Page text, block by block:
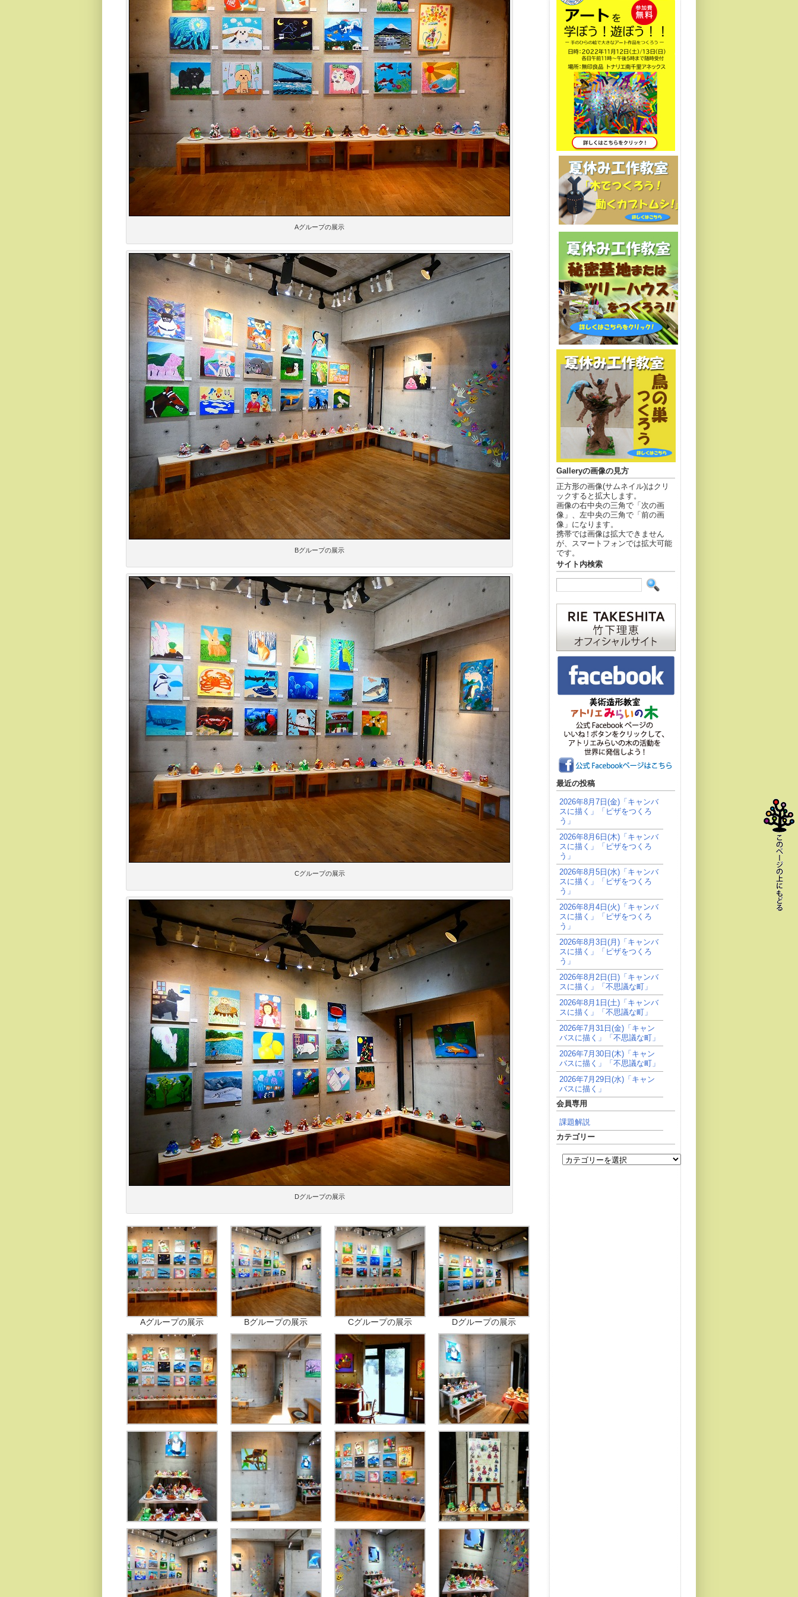
Aグループの展示
Bグループの展示
Cグループの展示
Dグループの展示
Aグループの展示 Bグループの展示 Cグループの展示 Dグループの展示
Galleryの画像の見方
正方形の画像(サムネイル)はクリ
ックすると拡大します。
画像の右中央の三角で「次の画
像」、左中央の三角で「前の画
像」になります。
携帯では画像は拡大できません
が、スマートフォンでは拡大可能
です。
サイト内検索
最近の投稿
2026年8月7日(金)「キャンバ
スに描く」「ピザをつくろ
う」
2026年8月6日(木)「キャンバ
スに描く」「ピザをつくろ
う」
2026年8月5日(水)「キャンバ
スに描く」「ピザをつくろ
う」
2026年8月4日(火)「キャンバ
スに描く」「ピザをつくろ
う」
2026年8月3日(月)「キャンバ
スに描く」「ピザをつくろ
う」
2026年8月2日(日)「キャンバ
スに描く」「不思議な町」
2026年8月1日(土)「キャンバ
スに描く」「不思議な町」
2026年7月31日(金)「キャン
バスに描く」「不思議な町」
2026年7月30日(木)「キャン
バスに描く」「不思議な町」
2026年7月29日(水)「キャン
バスに描く」
会員専用
課題解説
カテゴリー